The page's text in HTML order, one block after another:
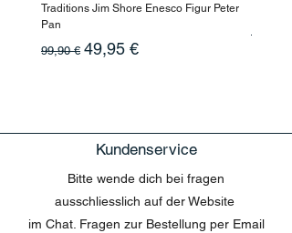
Traditions Jim Shore Enesco Figur Peter
Pan
Standardpreis
99,90 € Sale-Preis
49,95 €
199,90 €
Kundenservice
Bitte wende dich bei fragen
ausschliesslich auf der Website
im Chat. Fragen zur Bestellung per Email